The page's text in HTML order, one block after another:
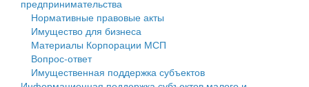
Государственные услуги
Промышленность и АПК
Экономика и бизнес
Символика
Устав
Гостям округа
муниципального округа Тверской области
Администрация Кашинского муниципального округа
Тверской области
Финансовое управление
Бюджет для граждан
Имущество
предпринимательства
Нормативные правовые акты
Имущество для бизнеса
Материалы Корпорации МСП
Вопрос-ответ
Имущественная поддержка субъектов